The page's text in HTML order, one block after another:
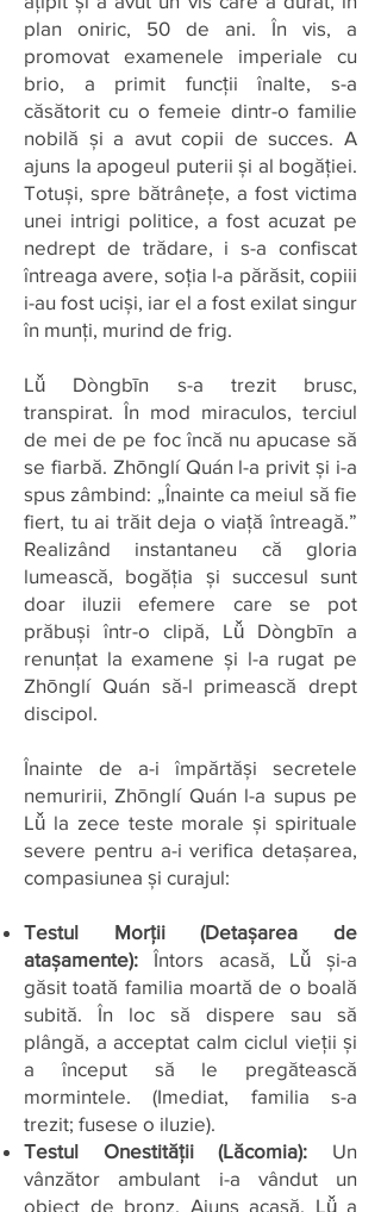
plan oniric, 50 de ani. În vis, a
promovat examenele imperiale cu
brio, a primit funcții înalte, s-a
căsătorit cu o femeie dintr-o familie
nobilă și a avut copii de succes. A
ajuns la apogeul puterii și al bogăției.
Totuși, spre bătrânețe, a fost victima
unei intrigi politice, a fost acuzat pe
nedrept de trădare, i s-a confiscat
întreaga avere, soția l-a părăsit, copiii
i-au fost uciși, iar el a fost exilat singur
în munți, murind de frig.
Lǚ Dòngbīn s-a trezit brusc,
transpirat. În mod miraculos, terciul
de mei de pe foc încă nu apucase să
se fiarbă. Zhōnglí Quán l-a privit și i-a
spus zâmbind: „Înainte ca meiul să fie
fiert, tu ai trăit deja o viață întreagă.”
Realizând instantaneu că gloria
lumească, bogăția și succesul sunt
doar iluzii efemere care se pot
prăbuși într-o clipă, Lǚ Dòngbīn a
renunțat la examene și l-a rugat pe
Zhōnglí Quán să-l primească drept
discipol.
Înainte de a-i împărtăși secretele
nemuririi, Zhōnglí Quán l-a supus pe
Lǚ la zece teste morale și spirituale
severe pentru a-i verifica detașarea,
compasiunea și curajul:
Testul Morții (Detașarea de
atașamente): Întors acasă, Lǚ și-a
găsit toată familia moartă de o boală
subită. În loc să dispere sau să
plângă, a acceptat calm ciclul vieții și
a început să le pregătească
mormintele. (Imediat, familia s-a
trezit; fusese o iluzie).
Testul Onestității (Lăcomia): Un
vânzător ambulant i-a vândut un
obiect de bronz. Ajuns acasă, Lǚ a